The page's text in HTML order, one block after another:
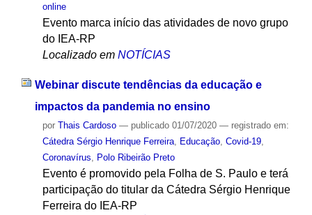
online
Evento marca início das atividades de novo grupo
do IEA-RP
Localizado em NOTÍCIAS
Webinar discute tendências da educação e
impactos da pandemia no ensino
por Thais Cardoso — publicado01/07/2020 — registrado em:
Cátedra Sérgio Henrique Ferreira, Educação, Covid-19,
Coronavírus, Polo Ribeirão Preto
Evento é promovido pela Folha de S. Paulo e terá
participação do titular da Cátedra Sérgio Henrique
Ferreira do IEA-RP